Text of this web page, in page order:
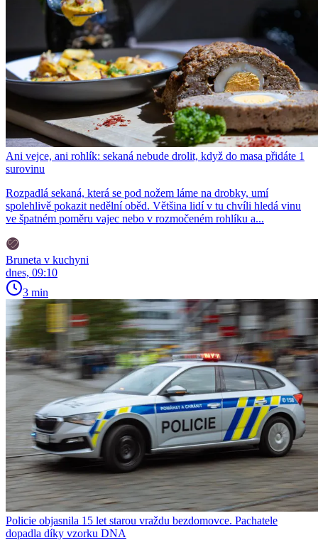
Ani vejce, ani rohlík: sekaná nebude drolit, když do masa přidáte 1
surovinu
Rozpadlá sekaná, která se pod nožem láme na drobky, umí
spolehlivě pokazit nedělní oběd. Většina lidí v tu chvíli hledá vinu
ve špatném poměru vajec nebo v rozmočeném rohlíku a...
Bruneta v kuchyni
dnes, 09:10
3 min
Policie objasnila 15 let starou vraždu bezdomovce. Pachatele
dopadla díky vzorku DNA